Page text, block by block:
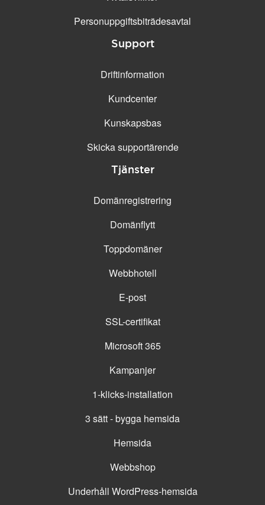
Personuppgifts­biträdesavtal
Support
Driftinformation
Kundcenter
Kunskapsbas
Skicka supportärende
Tjänster
Domänregistrering
Domänflytt
Toppdomäner
Webbhotell
E-post
SSL-certifikat
Microsoft 365
Kampanjer
1-klicks-installation
3 sätt - bygga hemsida
Hemsida
Webbshop
Underhåll WordPress-hemsida